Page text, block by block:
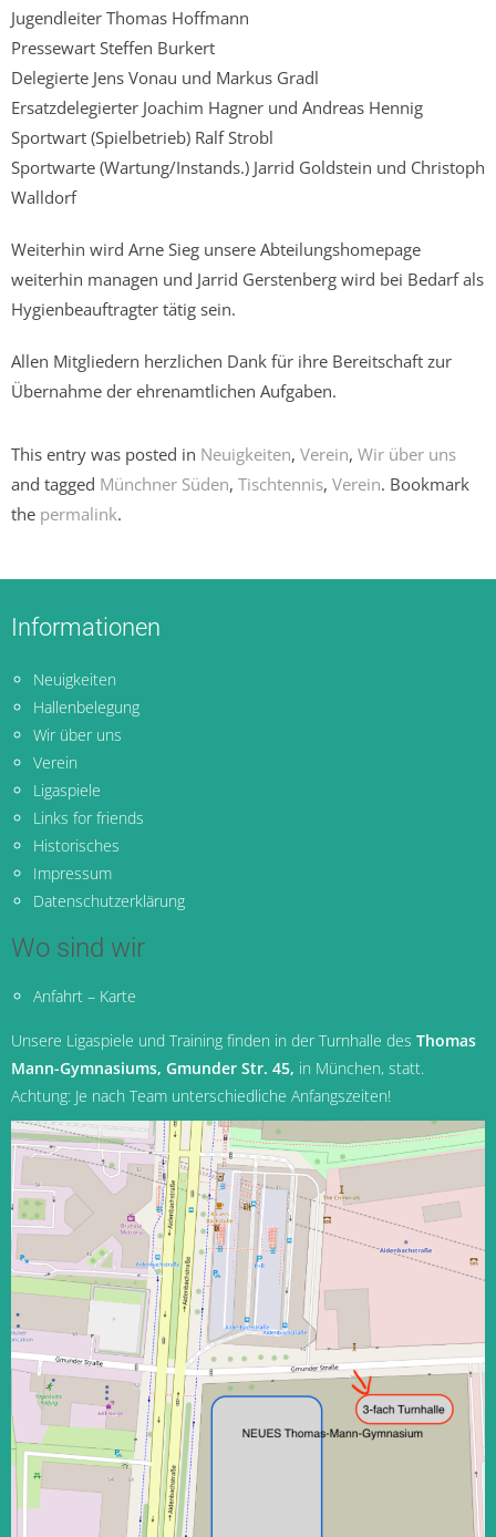
Jugendleiter Thomas Hoffmann
Pressewart Steffen Burkert
Delegierte Jens Vonau und Markus Gradl
Ersatzdelegierter Joachim Hagner und Andreas Hennig
Sportwart (Spielbetrieb) Ralf Strobl
Sportwarte (Wartung/Instands.) Jarrid Goldstein und Christoph
Walldorf
Weiterhin wird Arne Sieg unsere Abteilungshomepage
weiterhin managen und Jarrid Gerstenberg wird bei Bedarf als
Hygienbeauftragter tätig sein.
Allen Mitgliedern herzlichen Dank für ihre Bereitschaft zur
Übernahme der ehrenamtlichen Aufgaben.
This entry was posted in Neuigkeiten, Verein, Wir über uns
and tagged Münchner Süden, Tischtennis, Verein. Bookmark
the permalink.
Informationen
Neuigkeiten
Hallenbelegung
Wir über uns
Verein
Ligaspiele
Links for friends
Historisches
Impressum
Datenschutzerklärung
Wo sind wir
Anfahrt – Karte
Unsere Ligaspiele und Training finden in der Turnhalle des Thomas
Mann-Gymnasiums, Gmunder Str. 45, in München, statt.
Achtung: Je nach Team unterschiedliche Anfangszeiten!